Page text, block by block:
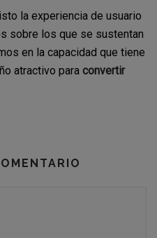
la experiencia de usuario
sobre los que se sustentan
en la capacidad que tiene
atractivo para convertir